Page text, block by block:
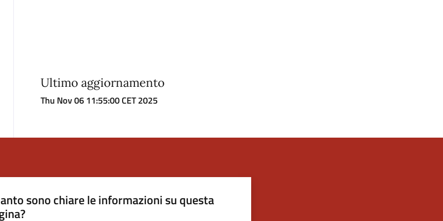
Ultimo aggiornamento
Thu Nov 06 11:55:00 CET 2025
sono chiare le informazioni su questa